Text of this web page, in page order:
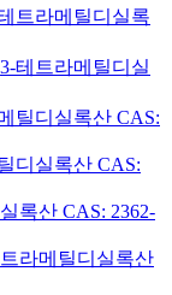
트라메틸디실록
테트라메틸디실
틸디실록산 CAS:
디실록산 CAS:
록산 CAS: 2362-
라메틸디실록산